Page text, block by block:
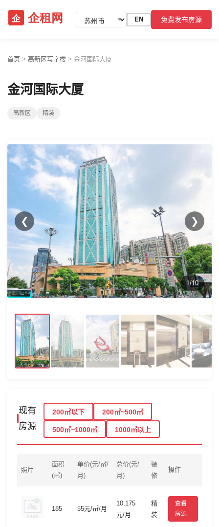
▼ EN 免费发布房源
首页 > 高新区写字楼 > 金河国际大厦
金河国际大厦
高新区 精装
❮ ❯
1/10
现有
房源
200㎡以下 200㎡~500㎡
500㎡~1000㎡ 1000㎡以上
照片
面积
(㎡)
单价(元/㎡/
月)
总价(元/
月)
装
修
操作
185 55元/㎡/月
10,175
元/月
精
装
查看
房源